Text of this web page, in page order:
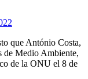
que António Costa,
de Medio Ambiente,
de la ONU el 8 de